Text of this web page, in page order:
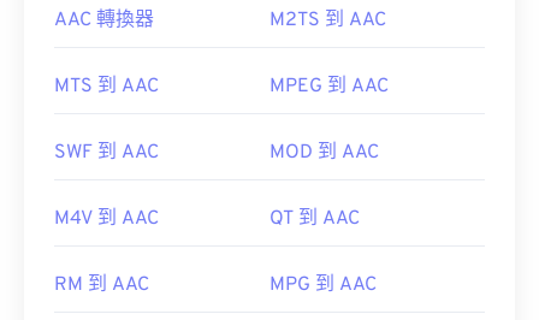
啟。在 Mac 系統中，它會在QuickTime
在某些裝置上，尤其是行動裝置上，開啟這種檔案類
器，因此，當檔案無法開啟時，通常表示容器中的資
容。
此外，由於 AAC 文件通常用作視頻遊戲的音頻文
如Nintendo 3DS Playstation 4
開發機構：
ISO/IEC MPEG 音訊委員會
AAC 轉換器 M2TS 到 AAC
MTS 到 AAC MPEG 到 AAC
SWF 到 AAC MOD 到 AAC
M4V 到 AAC QT 到 AAC
RM 到 AAC MPG 到 AAC